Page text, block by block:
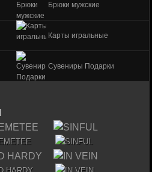
Брюки мужские
Карты игральные
Сувениры Подарки